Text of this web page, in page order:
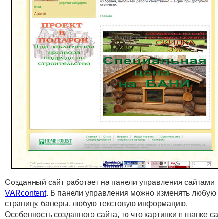
Созданный сайт работает на панели управления сайтами
VARcontent. В панели управления можно изменять любую
страницу, банеры, любую текстовую информацию.
Особенность созданного сайта, то что картинки в шапке